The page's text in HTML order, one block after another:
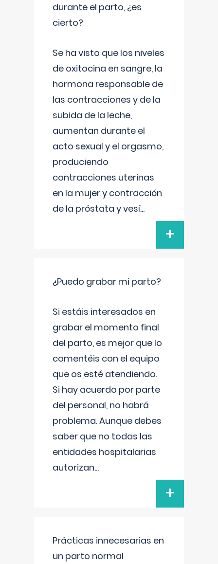
durante el parto, ¿es
cierto?
Se ha visto que los niveles
de oxitocina en sangre, la
hormona responsable de
las contracciones y de la
subida de la leche,
aumentan durante el
acto sexual y el orgasmo,
produciendo
contracciones uterinas
en la mujer y contracción
de la próstata y vesí...
+
¿Puedo grabar mi parto?
Si estáis interesados en
grabar el momento final
del parto, es mejor que lo
comentéis con el equipo
que os esté atendiendo.
Si hay acuerdo por parte
del personal, no habrá
problema. Aunque debes
saber que no todas las
entidades hospitalarias
autorizan...
+
Prácticas innecesarias en
un parto normal